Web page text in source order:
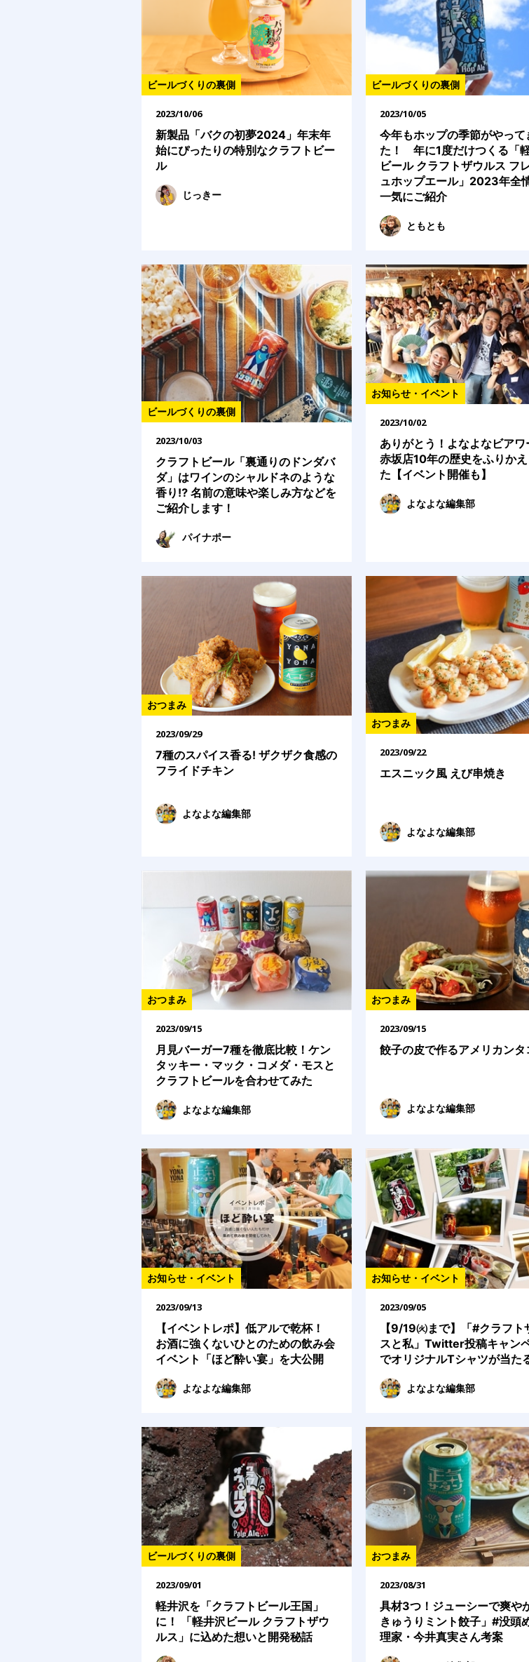
ビールづくりの裏側
2023/10/06
新製品「バクの初夢2024」年末年
始にぴったりの特別なクラフトビー
ル
じっきー
ビールづくりの裏側
2023/10/05
今年もホップの季節がやって
た！ 年に1度だけつくる「
ビール クラフトザウルス フ
ュホップエール」2023年全
一気にご紹介
ともとも
ビールづくりの裏側
2023/10/03
クラフトビール「裏通りのドンダバ
ダ」はワインのシャルドネのような
香り⁉ 名前の意味や楽しみ方などを
ご紹介します！
パイナポー
お知らせ・イベント
2023/10/02
ありがとう！よなよなビアワ
赤坂店10年の歴史をふりか
た【イベント開催も】
よなよな編集部
おつまみ
2023/09/29
7種のスパイス香る! ザクザク食感の
フライドチキン
よなよな編集部
おつまみ
2023/09/22
エスニック風 えび串焼き
よなよな編集部
おつまみ
2023/09/15
月見バーガー7種を徹底比較！ケン
タッキー・マック・コメダ・モスと
クラフトビールを合わせてみた
よなよな編集部
おつまみ
2023/09/15
餃子の皮で作るアメリカンタ
よなよな編集部
お知らせ・イベント
2023/09/13
【イベントレポ】低アルで乾杯！
お酒に強くないひとのための飲み会
イベント「ほど酔い宴」を大公開
よなよな編集部
お知らせ・イベント
2023/09/05
【9/19㈫まで】「#クラフト
スと私」Twitter投稿キャン
でオリジナルTシャツが当た
よなよな編集部
ビールづくりの裏側
2023/09/01
軽井沢を「クラフトビール王国」
に！ 「軽井沢ビール クラフトザウ
ルス」に込めた想いと開発秘話
おつまみ
2023/08/31
具材3つ！ジューシーで爽や
きゅうりミント餃子」#没頭
理家・今井真実さん考案